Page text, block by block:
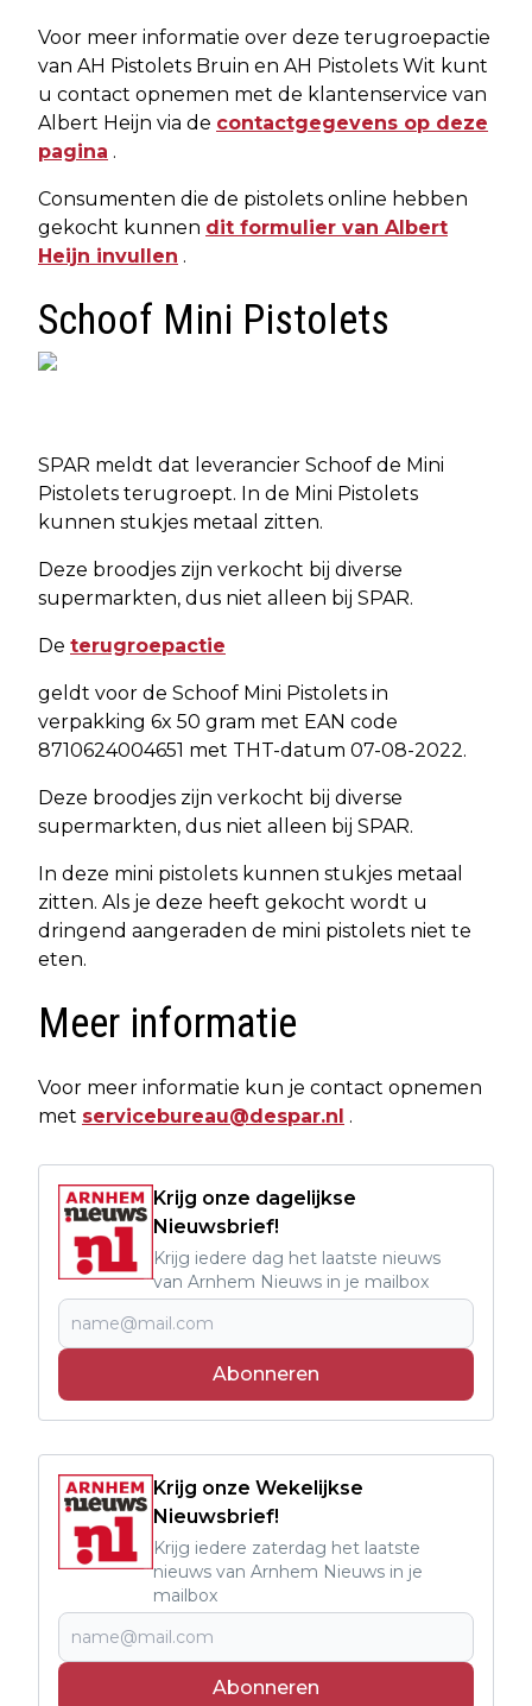
Voor meer informatie over deze terugroepactie
van AH Pistolets Bruin en AH Pistolets Wit kunt
u contact opnemen met de klantenservice van
Albert Heijn via de contactgegevens op deze
pagina .
Consumenten die de pistolets online hebben
gekocht kunnen dit formulier van Albert
Heijn invullen .
Schoof Mini Pistolets
SPAR meldt dat leverancier Schoof de Mini
Pistolets terugroept. In de Mini Pistolets
kunnen stukjes metaal zitten.
Deze broodjes zijn verkocht bij diverse
supermarkten, dus niet alleen bij SPAR.
De terugroepactie
geldt voor de Schoof Mini Pistolets in
verpakking 6x 50 gram met EAN code
8710624004651 met THT-datum 07-08-2022.
Deze broodjes zijn verkocht bij diverse
supermarkten, dus niet alleen bij SPAR.
In deze mini pistolets kunnen stukjes metaal
zitten. Als je deze heeft gekocht wordt u
dringend aangeraden de mini pistolets niet te
eten.
Meer informatie
Voor meer informatie kun je contact opnemen
met servicebureau@despar.nl .
Krijg onze dagelijkse
Nieuwsbrief!
Krijg iedere dag het laatste nieuws
van Arnhem Nieuws in je mailbox
Abonneren
Krijg onze Wekelijkse
Nieuwsbrief!
Krijg iedere zaterdag het laatste
nieuws van Arnhem Nieuws in je
mailbox
Abonneren